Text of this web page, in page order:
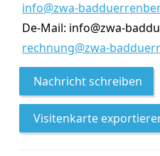
info@zwa-
De-Mail: info@zwa-
rechnung@zwa-
Nachricht schreiben
Visitenkarte